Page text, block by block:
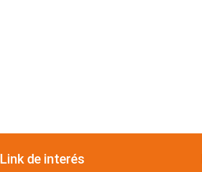
Link de interés